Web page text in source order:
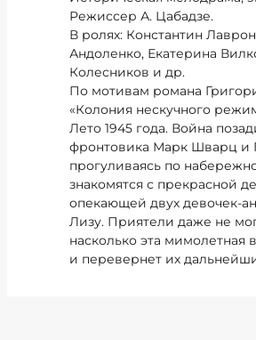
Режиссер А. Цабадзе.
В ролях: Константин
Андоленко, Екатерина
Колесников и др.
По мотивам романа
«Колония нескучного
Лето 1945 года. Война
фронтовика Марк Шварц и
прогуливаясь по
знакомятся с прекрасной
опекающей двух девочек-
Лизу. Приятели даже не
насколько эта мимолетная
и перевернет их